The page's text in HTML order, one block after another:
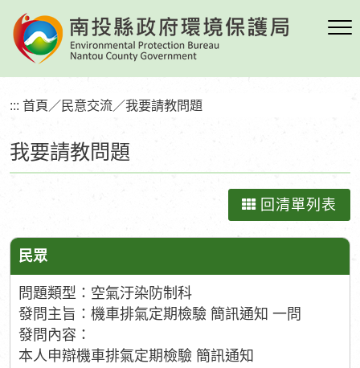
到
要
區
塊我要請教問題
::: 首頁 ／民意交流／我要請教問題
回清單列表
民眾
問題類型：空氣汙染防制科
發問主旨：機車排氣定期檢驗 簡訊通知 一問
發問內容：
本人申辯機車排氣定期檢驗 簡訊通知